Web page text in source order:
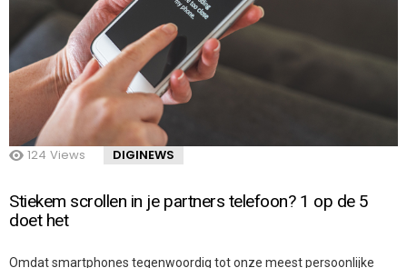
124 Views DIGINEWS
Stiekem scrollen in je partners telefoon? 1 op de 5
doet het
Omdat smartphones tegenwoordig tot onze meest persoonlijke